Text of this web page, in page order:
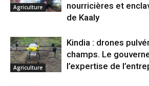
Agriculture
nourricières et
de Kaaly
Agriculture
Kindia : drones
champs. Le
l’expertise de